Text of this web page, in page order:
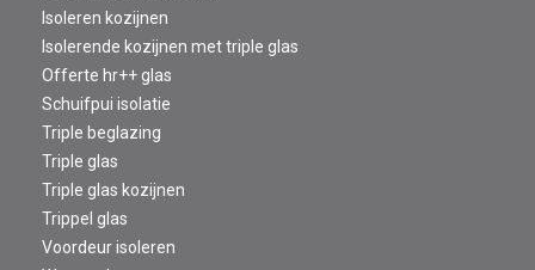
Isoleren kozijnen
Isolerende kozijnen met triple glas
Offerte hr++ glas
Schuifpui isolatie
Triple beglazing
Triple glas
Triple glas kozijnen
Trippel glas
Voordeur isoleren